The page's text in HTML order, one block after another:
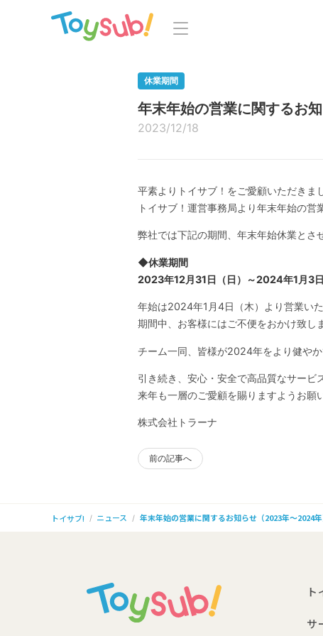
トイサブ！の特徴
年齢別おもちゃ一覧
コース一覧・料金
お
知育の
Toysub!
マイページ
休業期間
年末年始の営業に関するお
2023/12/18
平素よりトイサブ！をご愛顧いただきま
トイサブ！運営事務局より年末年始の営
弊社では下記の期間、年末年始休業とさ
◆休業期間
2023年12月31日（日）～2024年1月3日
年始は2024年1月4日（木）より営業いた
期間中、お客様にはご不便をおかけ致し
チーム一同、皆様が2024年をより健や
引き続き、安心・安全で高品質なサービ
来年も一層のご愛顧を賜りますようお願
株式会社トラーナ
前の記事へ
トイサブ! ニュース 年末年始の営業に関するお知らせ（2023年～2024年
ト
サ